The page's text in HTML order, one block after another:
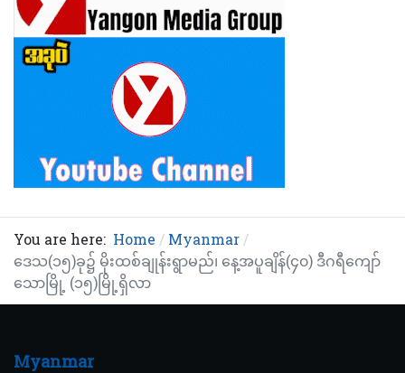
You are here: Home
Myanmar
ဒေသ(၁၅)ခု၌ မိုးထစ်ချုန်းရွာမည်၊ နေ့အပူချိန်(၄၀) ဒီဂရီကျော်
သောမြို့ (၁၅)မြို့ရှိလာ
Myanmar